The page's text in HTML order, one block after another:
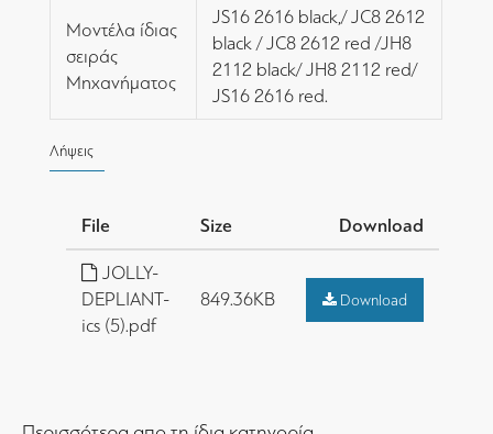
Μοντέλα ίδιας
σειράς
Μηχανήματος
JS16 2616 black,/ JC8 2612
black / JC8 2612 red /JH8
2112 black/ JH8 2112 red/
JS16 2616 red.
Λήψεις
File Size Download
JOLLY-
DEPLIANT-
ics (5).pdf
849.36KB Download